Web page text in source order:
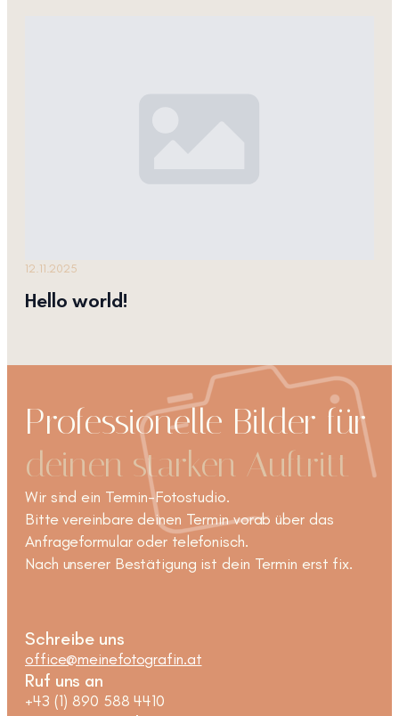
Hello world!
12.11.2025
Professionelle Bilder für
deinen starken Auftritt
Wir sind ein Termin-Fotostudio.
Bitte vereinbare deinen Termin vorab über das
Anfrageformular oder telefonisch.
Nach unserer Bestätigung ist dein Termin erst fix.
Schreibe uns
office@meinefotografin.at
Ruf uns an
+43 (1) 890 588 4410